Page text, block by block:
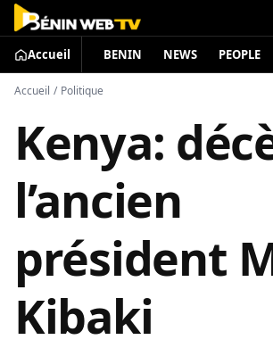
Accueil BENIN NEWS PEOPLE
Accueil / Politique
Kenya:
l’ancien
président
Kibaki